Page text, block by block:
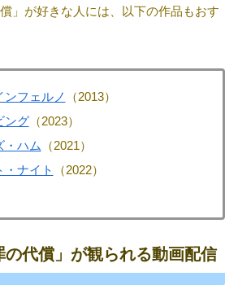
」が好きな人には、以下の作品もおす
ンフェルノ
（2013）
ング（2023）
・ハム （2021）
・ナイト
（2022）
の代償」が観られる動画配信